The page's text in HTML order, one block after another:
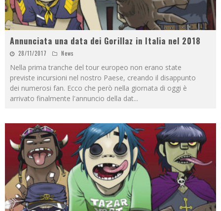
Annunciata una data dei Gorillaz in Italia nel 2018
28/11/2017 News
Nella prima tranche del tour europeo non erano state
previste incursioni nel nostro Paese, creando il disappunto
dei numerosi fan. Ecco che però nella giornata di oggi è
arrivato finalmente l'annuncio della dat...